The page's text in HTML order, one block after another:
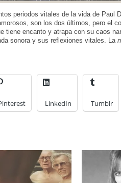
periodos vitales de la vida de Paul
son los dos últimos, pero el
encanto y atrapa con su caos
sonora y sus reflexiones vitales. La
LinkedIn Tumblr